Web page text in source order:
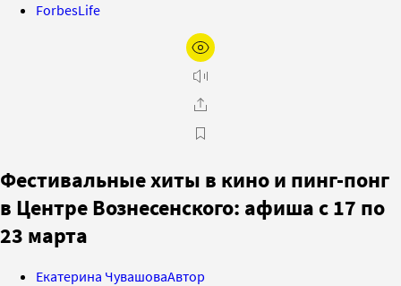
ForbesLife
Фестивальные хиты в кино и пинг-понг
в Центре Вознесенского: афиша с 17 по
23 марта
Екатерина ЧувашоваАвтор